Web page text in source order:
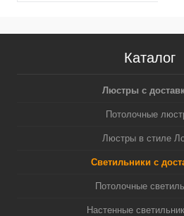
Каталог
Люстры с
Потолочные
Люстры в стиле
Светильники с
Потолочные
Настенные